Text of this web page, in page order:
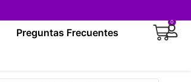
Preguntas Frecuentes
0